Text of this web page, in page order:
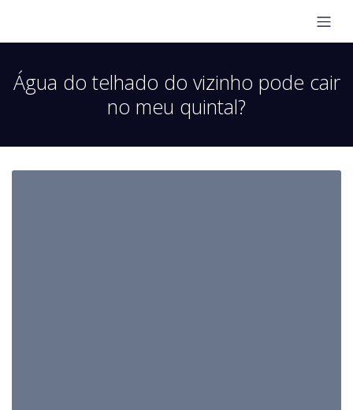
Água do telhado do vizinho pode cair
no meu quintal?